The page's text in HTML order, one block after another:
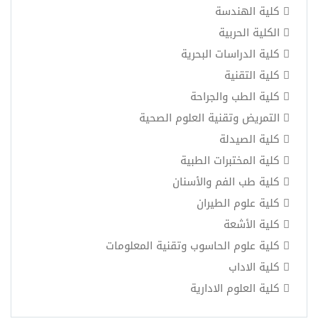
كلية الهندسة
الكلية الحربية
كلية الدراسات البحرية
كلية التقنية
كلية الطب والجراحة
التمريض وتقنية العلوم الصحية
كلية الصيدلة
كلية المختبرات الطبية
كلية طب الفم والأسنان
كلية علوم الطيران
كلية الأشعة
كلية علوم الحاسوب وتقنية المعلومات
كلية الاداب
كلية العلوم الادارية